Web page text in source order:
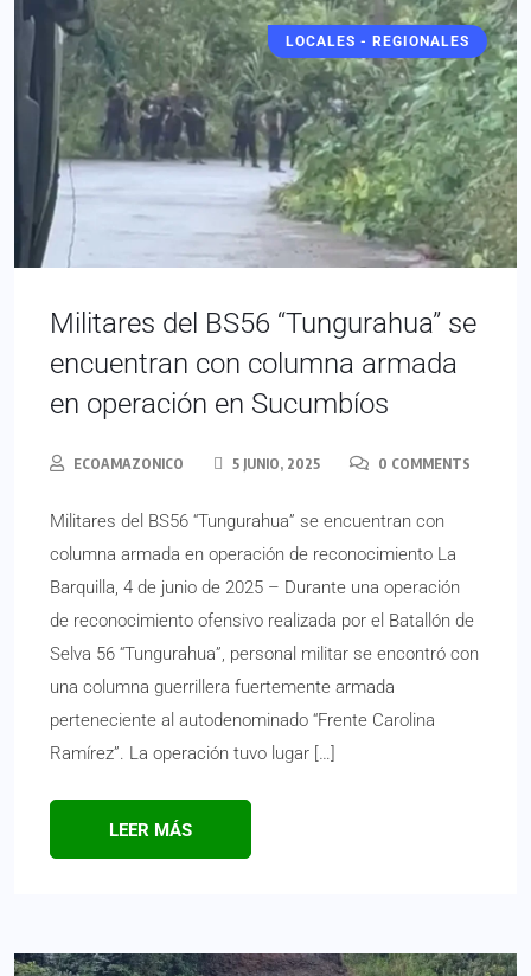
LOCALES - REGIONALES
Militares del BS56 “Tungurahua” se
encuentran con columna armada
en operación en Sucumbíos
ECOAMAZONICO 5 JUNIO, 2025 0 COMMENTS
Militares del BS56 “Tungurahua” se encuentran con
columna armada en operación de reconocimiento La
Barquilla, 4 de junio de 2025 – Durante una operación
de reconocimiento ofensivo realizada por el Batallón de
Selva 56 “Tungurahua”, personal militar se encontró con
una columna guerrillera fuertemente armada
perteneciente al autodenominado “Frente Carolina
Ramírez”. La operación tuvo lugar […]
LEER MÁS